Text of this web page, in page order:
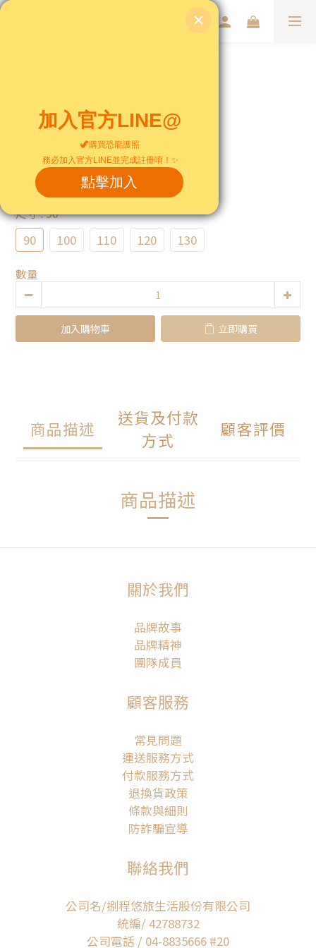
NT$390
: 黑白條
黑白條
尺寸: 90
90 100 110 120 130
數量
加入購物車 立即購買
商品描述
送貨及付款
方式
顧客評價
商品描述
關於我們
品牌故事
品牌精神
團隊成員
顧客服務
常見問題
運送服務方式
付款服務方式
退換貨政策
條款與細則
防詐騙宣導
聯絡我們
公司名/捌程悠旅生活股份有限公司
統編/ 42788732
公司電話 / 04-8835666 #20